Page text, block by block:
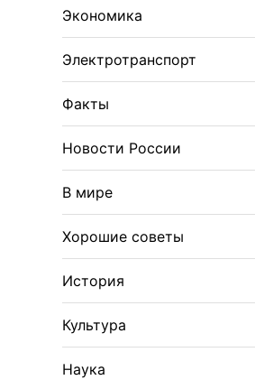
Экономика
Электротранспорт
Факты
Новости России
В мире
Хорошие советы
История
Культура
Наука